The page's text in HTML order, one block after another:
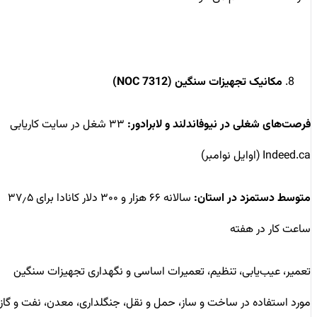
مکانیک تجهیزات سنگین (NOC 7312)
فرصت‌های شغلی در نیوفاندلند و لابرادور:
۳۳ شغل در سایت کاریابی
Indeed.ca (اوایل نوامبر)
متوسط دستمزد در استان:
سالانه ۶۶ هزار و ۳۰۰ دلار کانادا برای ۳۷٫۵
ساعت کار در هفته
تعمیر، عیب‌یابی، تنظیم، تعمیرات اساسی و نگهداری تجهیزات سنگین
مورد استفاده در ساخت و ساز، حمل و نقل، جنگلداری، معدن، نفت و گاز،